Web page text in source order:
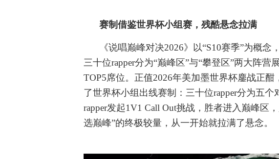
赛制借鉴世界杯小组赛，残酷悬念拉满
《说唱巅峰对决2026》以“S10赛季”为概念
三十位rapper分为“巅峰区”与“攀登区”两大阵营
TOP5席位。正值2026年美加墨世界杯鏖战正
了世界杯小组出线赛制：三十位rapper分为五个
rapper发起1V1 Call Out挑战，胜者进入巅峰区
选巅峰”的终极较量，从一开始就拉满了悬念。